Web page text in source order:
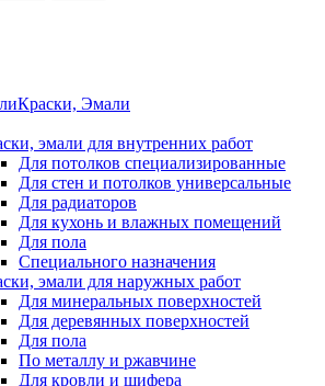
Краски, Эмали
эмали для внутренних работ
Для потолков специализированные
Для стен и потолков универсальные
Для радиаторов
Для кухонь и влажных помещений
Для пола
Специального назначения
эмали для наружных работ
Для минеральных поверхностей
Для деревянных поверхностей
Для пола
По металлу и ржавчине
Для кровли и шифера